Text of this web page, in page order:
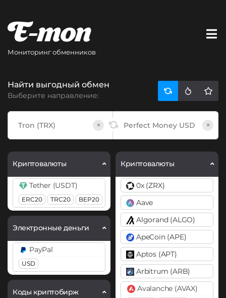
Мониторинг обменников
Найти выгодный обмен
Выберите направление:
× ×
Криптовалюты
Tether (USDT)
ERC20 TRC20 BEP20
Электронные деньги
PayPal
USD
Коды криптобирж
Криптовалюты
0x (ZRX)
Aave
Algorand (ALGO)
ApeCoin (APE)
Aptos (APT)
Arbitrum (ARB)
Avalanche (AVAX)